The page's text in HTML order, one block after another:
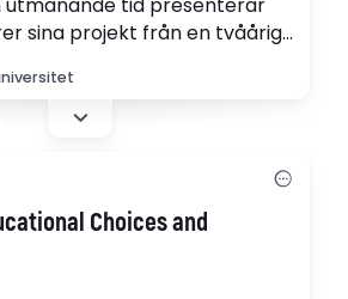
sina projekt från en tvåårig
Sari Vuorenpää vid
språkdidaktik bidrar med
Choices and